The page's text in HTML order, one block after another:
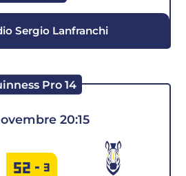
Sergio Lanfranchi
20:15
Pro 14
52 - 3